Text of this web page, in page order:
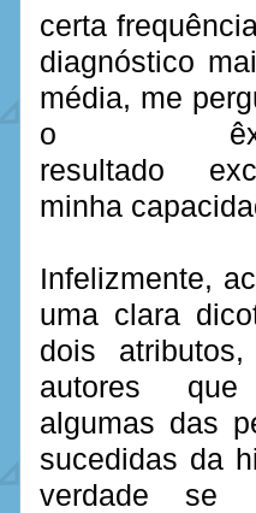
certa
diagnóstico
média, me
o
resultado
minha
Infelizmente,
uma clara
dois
autores
algumas das
sucedidas da
verdade se